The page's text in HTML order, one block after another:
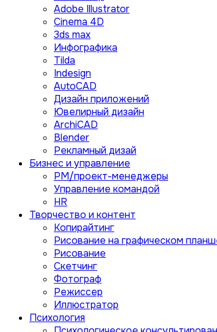
Adobe Illustrator
Сinema 4D
3ds max
Инфографика
Tilda
Indesign
AutoCAD
Дизайн приложений
Ювелирный дизайн
ArchiCAD
Blender
Рекламный дизай
Бизнес и управление
PM/проект-менеджеры
Управление командой
HR
Творчество и контент
Копирайтинг
Рисование на графическом
Рисование
Скетчинг
Фотограф
Режиссер
Иллюстратор
Психология